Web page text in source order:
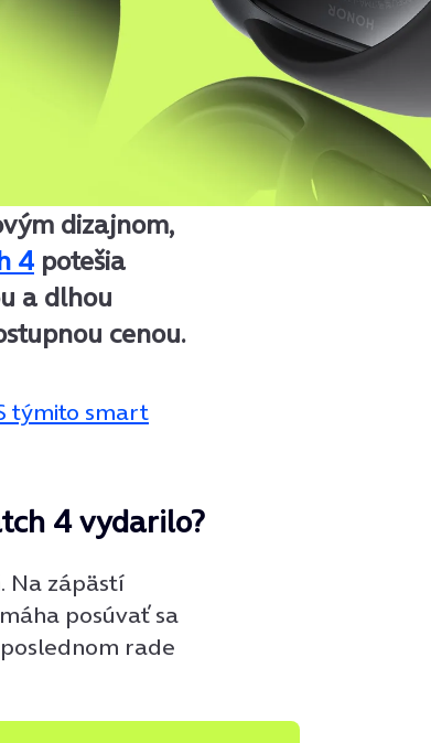
dizajnom,
4 potešia
a dlhou
cenou.
týmito smart
4 vydarilo?
Na zápästí
posúvať sa
rade